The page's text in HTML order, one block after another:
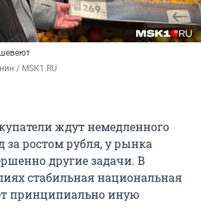
/ MSK1.RU
ждут немедленного
за ростом рубля, у рынка
другие задачи. В
стабильная национальная
принципиально иную